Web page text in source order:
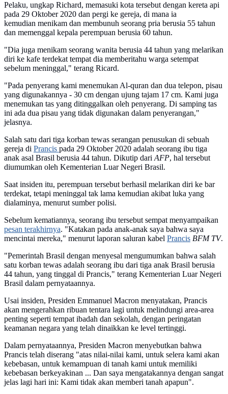
Pelaku, ungkap Richard, memasuki kota tersebut dengan kereta api
pada 29 Oktober 2020 dan pergi ke gereja, di mana ia
kemudian menikam dan membunuh seorang pria berusia 55 tahun
dan memenggal kepala perempuan berusia 60 tahun.
"Dia juga menikam seorang wanita berusia 44 tahun yang melarikan
diri ke kafe terdekat tempat dia memberitahu warga setempat
sebelum meninggal," terang Ricard.
"Pada penyerang kami menemukan Al-quran dan dua telepon, pisau
yang digunakannya - 30 cm dengan ujung tajam 17 cm. Kami juga
menemukan tas yang ditinggalkan oleh penyerang. Di samping tas
ini ada dua pisau yang tidak digunakan dalam penyerangan,"
jelasnya.
Salah satu dari tiga korban tewas serangan penusukan di sebuah
gereja di Prancis pada 29 Oktober 2020 adalah seorang ibu tiga
anak asal Brasil berusia 44 tahun. Dikutip dari AFP, hal tersebut
diumumkan oleh Kementerian Luar Negeri Brasil.
Saat insiden itu, perempuan tersebut berhasil melarikan diri ke bar
terdekat, tetapi meninggal tak lama kemudian akibat luka yang
dialaminya, menurut sumber polisi.
Sebelum kematiannya, seorang ibu tersebut sempat menyampaikan
pesan terakhirnya. "Katakan pada anak-anak saya bahwa saya
mencintai mereka," menurut laporan saluran kabel Prancis BFM TV.
"Pemerintah Brasil dengan menyesal mengumumkan bahwa salah
satu korban tewas adalah seorang ibu dari tiga anak Brasil berusia
44 tahun, yang tinggal di Prancis," terang Kementerian Luar Negeri
Brasil dalam pernyataannya.
Usai insiden, Presiden Emmanuel Macron menyatakan, Prancis
akan mengerahkan ribuan tentara lagi untuk melindungi area-area
penting seperti tempat ibadah dan sekolah, dengan peringatan
keamanan negara yang telah dinaikkan ke level tertinggi.
Dalam pernyataannya, Presiden Macron menyebutkan bahwa
Prancis telah diserang "atas nilai-nilai kami, untuk selera kami akan
kebebasan, untuk kemampuan di tanah kami untuk memiliki
kebebasan berkeyakinan ... Dan saya mengatakannya dengan sangat
jelas lagi hari ini: Kami tidak akan memberi tanah apapun".